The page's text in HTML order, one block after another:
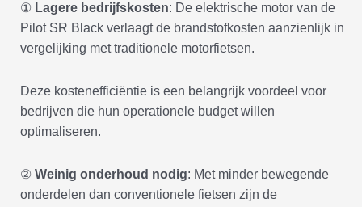
① Lagere bedrijfskosten: De elektrische motor van de
Pilot SR Black verlaagt de brandstofkosten aanzienlijk in
vergelijking met traditionele motorfietsen.
Deze kostenefficiëntie is een belangrijk voordeel voor
bedrijven die hun operationele budget willen
optimaliseren.
② Weinig onderhoud nodig: Met minder bewegende
onderdelen dan conventionele fietsen zijn de